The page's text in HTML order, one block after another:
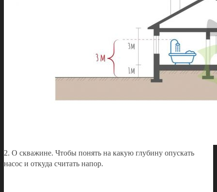
2. О скважине. Чтобы понять на какую глубину опускать
насос и откуда считать напор.